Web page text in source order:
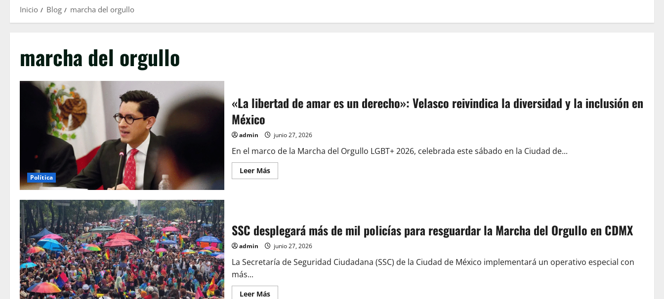
Inicio Blog marcha del orgullo
marcha del orgullo
Política
«La libertad de amar es un derecho»: Velasco reivindica la diversidad y la inclusión en
México
admin junio 27, 2026
En el marco de la Marcha del Orgullo LGBT+ 2026, celebrada este sábado en la Ciudad de...
Leer MásLeer
más
es
un
derecho»:
Velasco
reivindica
la
diversidad
inclusión
en
SSC desplegará más de mil policías para resguardar la Marcha del Orgullo en CDMX
admin junio 27, 2026
La Secretaría de Seguridad Ciudadana (SSC) de la Ciudad de México implementará un operativo especial con
más...
Leer MásLeer